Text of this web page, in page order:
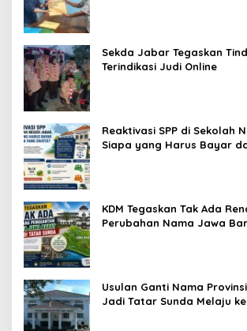
Sekda Jabar Tegaskan
Terindikasi Judi Online
Reaktivasi SPP di Sekolah
Siapa yang Harus Bayar
KDM Tegaskan Tak Ada
Perubahan Nama Jawa
Usulan Ganti Nama
Jadi Tatar Sunda Melaju